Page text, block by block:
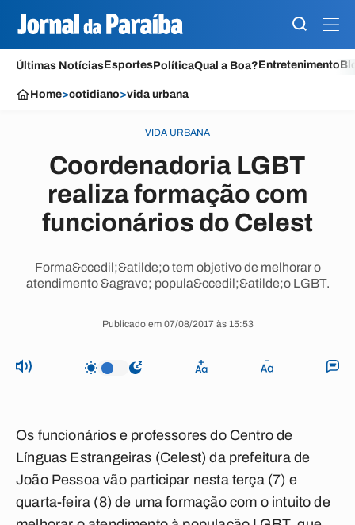
Últimas NotíciasEsportesPolíticaQual a Boa?Entretenimento
Home>cotidiano>vida urbana
VIDA URBANA
Coordenadoria LGBT
realiza formação com
funcionários do Celest
Forma&ccedil;&atilde;o tem objetivo de melhorar o
atendimento &agrave; popula&ccedil;&atilde;o LGBT.
Publicado em 07/08/2017 às 15:53
Os funcionários e professores do Centro de
Línguas Estrangeiras (Celest) da prefeitura de
João Pessoa vão participar nesta terça (7) e
quarta-feira (8) de uma formação com o intuito de